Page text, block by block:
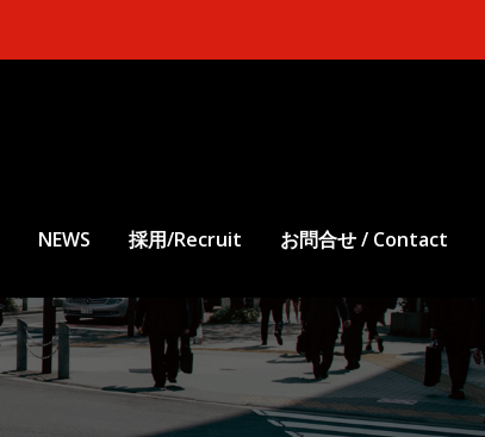
NEWS 採用/Recruit お問合せ / Contact